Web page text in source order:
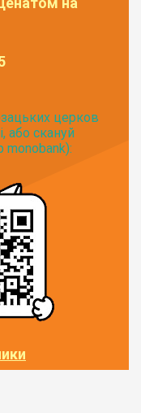
церков
або скануй
monobank):